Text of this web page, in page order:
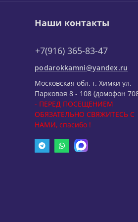
Наши контакты
+7(916) 365-83-47
podarokkamni@yandex.ru
Московская обл. г. Химки ул.
Парковая 8 - 108 (домофон
- ПЕРЕД ПОСЕЩЕНИЕМ
ОБЯЗАТЕЛЬНО СВЯЖИТЕСЬ С
НАМИ, спасибо !